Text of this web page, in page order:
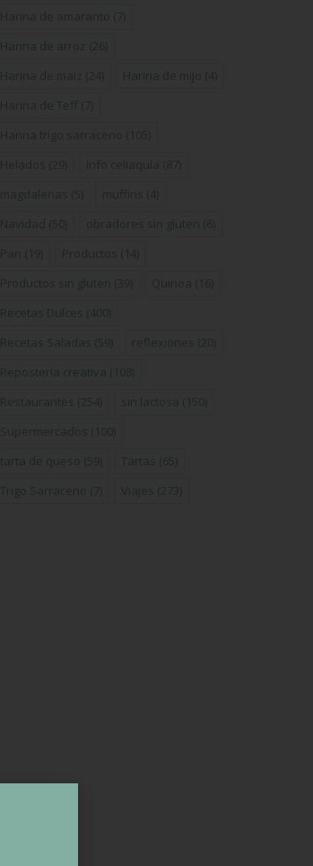
Harina de amaranto (7)
Harina de arroz (26)
Harina de maiz (24) Harina de mijo (4)
Harina de Teff (7)
Harina trigo sarraceno (105)
Helados (29) Info celiaquía (87)
magdalenas (5) muffins (4)
Navidad (50) obradores sin gluten (6)
Pan (19) Productos (14)
Productos sin gluten (39) Quinoa (16)
Recetas Dulces (400)
Recetas Saladas (59) reflexiones (20)
Repostería creativa (108)
Restaurantes (254) sin lactosa (150)
Supermercados (100)
tarta de queso (59) Tartas (65)
Trigo Sarraceno (7) Viajes (273)